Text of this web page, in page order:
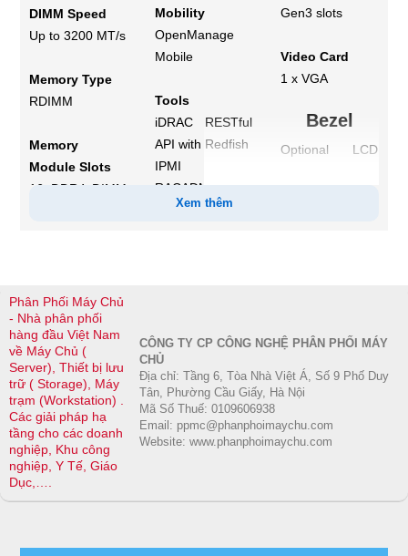
DIMM Speed
Up to 3200 MT/s
Memory Type
RDIMM
Memory
Module Slots
16 DDR4 DIMM
Storage
Front Bays
0 drive bay
Up to 8 x 3.5-
inch SAS/SATA
(HDD/SSD) max
128 TB
Up to 12 x 3.5-
inch SAS/SATA
192 TB
Mobility
OpenManage
Mobile
Tools
iDRAC RESTful
API with Redfish
IPMI
RACADM CLI
System Update
OpenManage
Enterprise
OpenManage
Power Manager
plugin
OpenManage
Gen3 slots
Video Card
1 x VGA
Bezel
Optional LCD
Weight
Height
86.8 mm (3.41
(18.97 inches)
Depth
Xem thêm
Phân Phối Máy Chủ
- Nhà phân phối
hàng đầu Việt Nam
về Máy Chủ (
Server), Thiết bị lưu
trữ ( Storage), Máy
trạm (Workstation) .
Các giải pháp hạ
tầng cho các doanh
nghiệp, Khu công
nghiệp, Y Tế, Giáo
Dục,….
CÔNG TY CP CÔNG NGHỆ PHÂN PHỐI MÁY
CHỦ
Địa chỉ: Tầng 6, Tòa Nhà Việt Á, Số 9 Phố Duy
Tân, Phường Cầu Giấy, Hà Nội
Mã Số Thuế: 0109606938
Email: ppmc@phanphoimaychu.com
Website: www.phanphoimaychu.com